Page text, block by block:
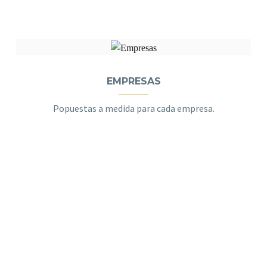
EMPRESAS
Popuestas a medida para cada empresa.